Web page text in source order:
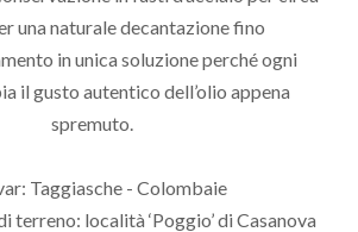
una naturale decantazione fino
in unica soluzione perché ogni
il gusto autentico dell’olio appena
spremuto.
Taggiasche - Colombaie
terreno: località ‘Poggio’ di Casanova